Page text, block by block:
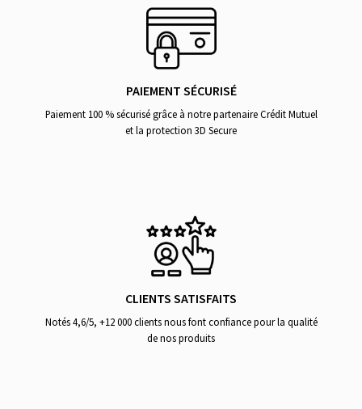
PAIEMENT SÉCURISÉ
Paiement 100 % sécurisé grâce à notre partenaire Crédit Mutuel
et la protection 3D Secure
CLIENTS SATISFAITS
Notés 4,6/5, +12 000 clients nous font confiance pour la qualité
de nos produits